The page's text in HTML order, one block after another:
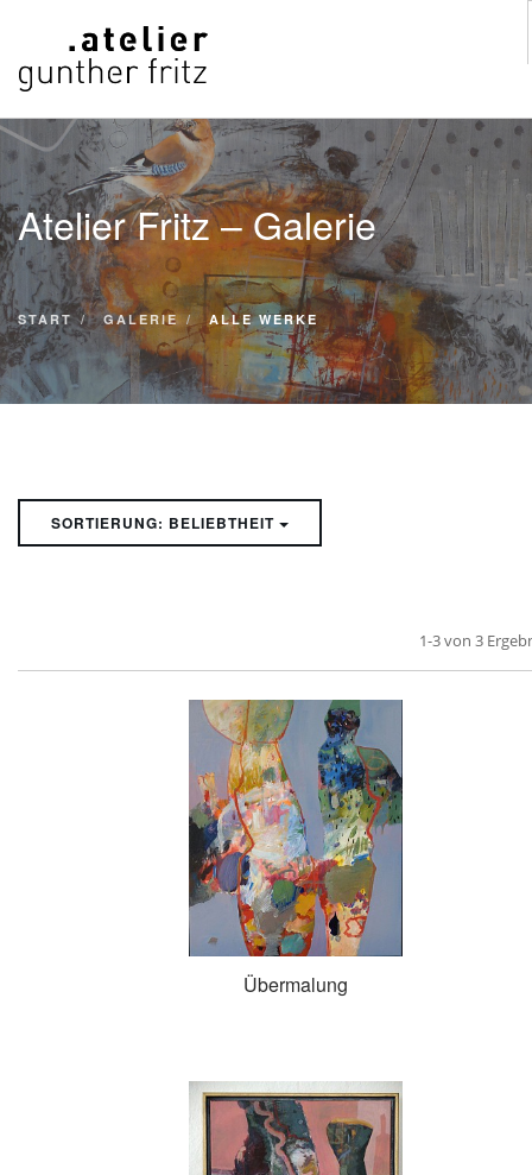
START
WERKE
VITA
KONTAKT
GALERIE
SUCHE
Atelier Fritz – Galerie
START GALERIE ALLE WERKE
SORTIERUNG: BELIEBTHEIT
1-3 von 3
Übermalung